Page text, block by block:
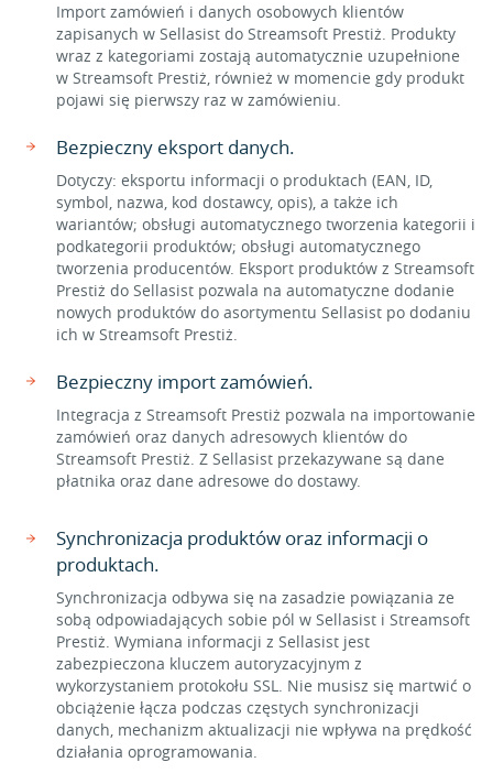
Import zamówień i danych osobowych klientów
zapisanych w Sellasist do Streamsoft Prestiż. Produkty
wraz z kategoriami zostają automatycznie uzupełnione
w Streamsoft Prestiż, również w momencie gdy produkt
pojawi się pierwszy raz w zamówieniu.
Bezpieczny eksport danych.
Dotyczy: eksportu informacji o produktach (EAN, ID,
symbol, nazwa, kod dostawcy, opis), a także ich
wariantów; obsługi automatycznego tworzenia kategorii i
podkategorii produktów; obsługi automatycznego
tworzenia producentów. Eksport produktów z Streamsoft
Prestiż do Sellasist pozwala na automatyczne dodanie
nowych produktów do asortymentu Sellasist po dodaniu
ich w Streamsoft Prestiż.
Bezpieczny import zamówień.
Integracja z Streamsoft Prestiż pozwala na importowanie
zamówień oraz danych adresowych klientów do
Streamsoft Prestiż. Z Sellasist przekazywane są dane
płatnika oraz dane adresowe do dostawy.
Synchronizacja produktów oraz informacji o
produktach.
Synchronizacja odbywa się na zasadzie powiązania ze
sobą odpowiadających sobie pól w Sellasist i Streamsoft
Prestiż. Wymiana informacji z Sellasist jest
zabezpieczona kluczem autoryzacyjnym z
wykorzystaniem protokołu SSL. Nie musisz się martwić o
obciążenie łącza podczas częstych synchronizacji
danych, mechanizm aktualizacji nie wpływa na prędkość
działania oprogramowania.